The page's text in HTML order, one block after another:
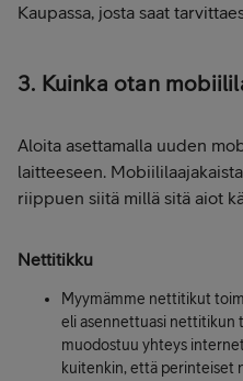
Kaupassa, josta saat
3. Kuinka otan
Aloita asettamalla uuden
laitteeseen.
riippuen siitä millä sitä aiot
Nettitikku
Myymämme nettitikut
eli asennettuasi nettitikun
muodostuu yhteys
kuitenkin, että perinteiset